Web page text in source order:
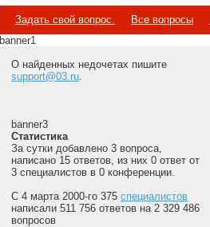
Задать свой вопрос. Все вопросы
banner1
О найденных недочетах пишите
support@03.ru.
banner3
Статистика
За сутки добавлено 3 вопроса,
написано 15 ответов, из них 0 ответ от
3 специалистов в 0 конференции.
С 4 марта 2000-го 375 специалистов
написали 511 756 ответов на 2 329 486
вопросов